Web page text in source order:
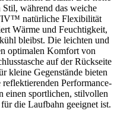
während das weiche
natürliche Flexibilität
Wärme und Feuchtigkeit,
bleibst. Die leichten und
optimalen Komfort von
auf der Rückseite
kleine Gegenstände bieten
Performance-
einen sportlichen, stilvollen
die Laufbahn geeignet ist.